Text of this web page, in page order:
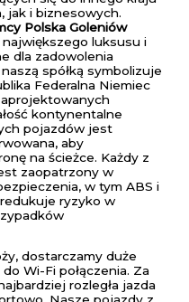
jak i biznesowych.
Polska Goleniów
luksusu i
dla zadowolenia
spółką symbolizuje
Federalna Niemiec
kontynentalne
pojazdów jest
aby
na ścieżce. Każdy z
zaopatrzony w
w tym ABS i
ryzyko w
dostarczamy duże
Wi-Fi połączenia. Za
rozległa jazda